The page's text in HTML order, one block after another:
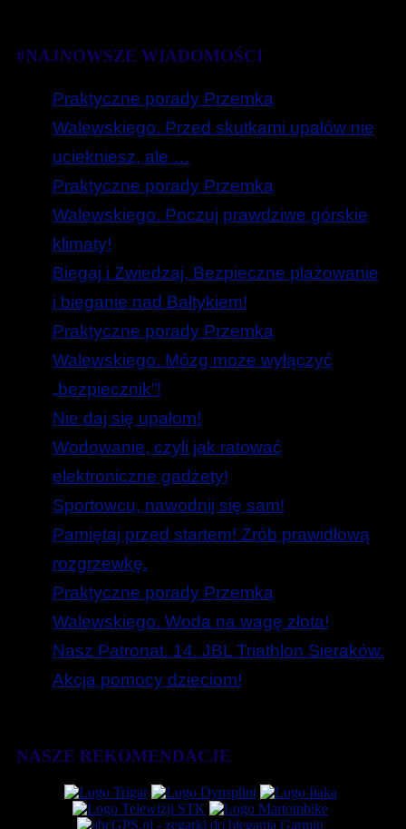
#NAJNOWSZE WIADOMOŚCI
Praktyczne porady Przemka
Walewskiego. Przed skutkami upałów nie
uciekniesz, ale …
Praktyczne porady Przemka
Walewskiego. Poczuj prawdziwe górskie
klimaty!
Biegaj i Zwiedzaj. Bezpieczne plażowanie
i bieganie nad Bałtykiem!
Praktyczne porady Przemka
Walewskiego. Mózg może wyłączyć
„bezpiecznik”!
Nie daj się upałom!
Wodowanie, czyli jak ratować
elektroniczne gadżety!
Sportowcu, nawodnij się sam!
Pamiętaj przed startem! Zrób prawidłową
rozgrzewkę.
Praktyczne porady Przemka
Walewskiego. Woda na wagę złota!
Nasz Patronat. 14. JBL Triathlon Sieraków.
Akcja pomocy dzieciom!
NASZE REKOMENDACJE